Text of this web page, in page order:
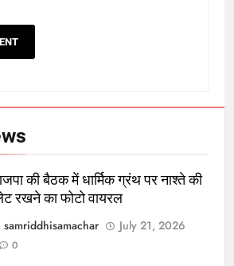
की बैठक में धार्मिक ग्रंथ पर नाश्ते की
रखने का फोटो वायरल
samriddhisamachar
July 21, 2026
0